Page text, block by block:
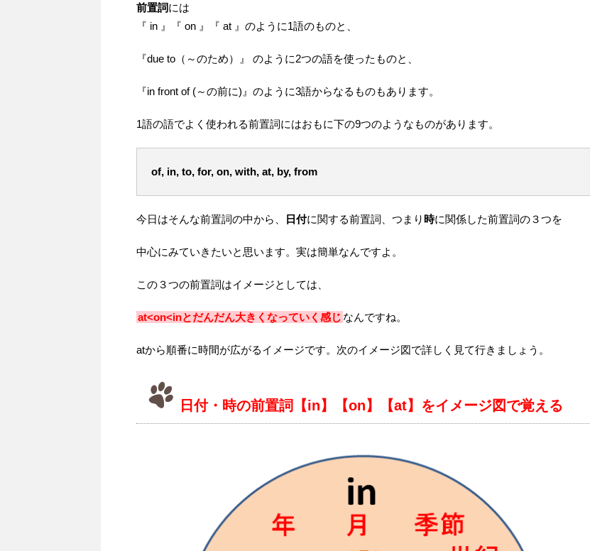
前置詞には
『 in 』『 on 』『 at 』のように1語のものと、
『due to（～のため）』 のように2つの語を使ったものと、
『in front of (～の前に)』のように3語からなるものもあります。
1語の語でよく使われる前置詞にはおもに下の9つのようなものがあります。
of, in, to, for, on, with, at, by, from
今日はそんな前置詞の中から、 日付に関する前置詞、つまり 時に関係した前置詞の３つを
中心にみていきたいと思います。実は簡単なんですよ。
この３つの前置詞はイメージとしては、
at<on<inとだんだん大きくなっていく感じ なんですね。
atから順番に時間が広がるイメージです。次のイメージ図で詳しく見て行きましょう。
日付・時の前置詞【in】【on】【at】をイメージ図で覚える